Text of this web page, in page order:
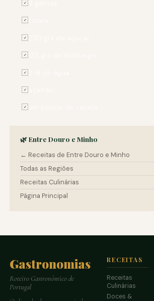
✓
✓
✓
✓
✓
✓
✓
🌿 Entre Douro e Minho
← Receitas de Entre Douro e Minho
Todas as Regiões
Receitas Culinárias
Página Principal
Gastronomias
Roteiro Gastronómico de
Portugal
RECEITAS
Receitas
Culinárias
Doces &